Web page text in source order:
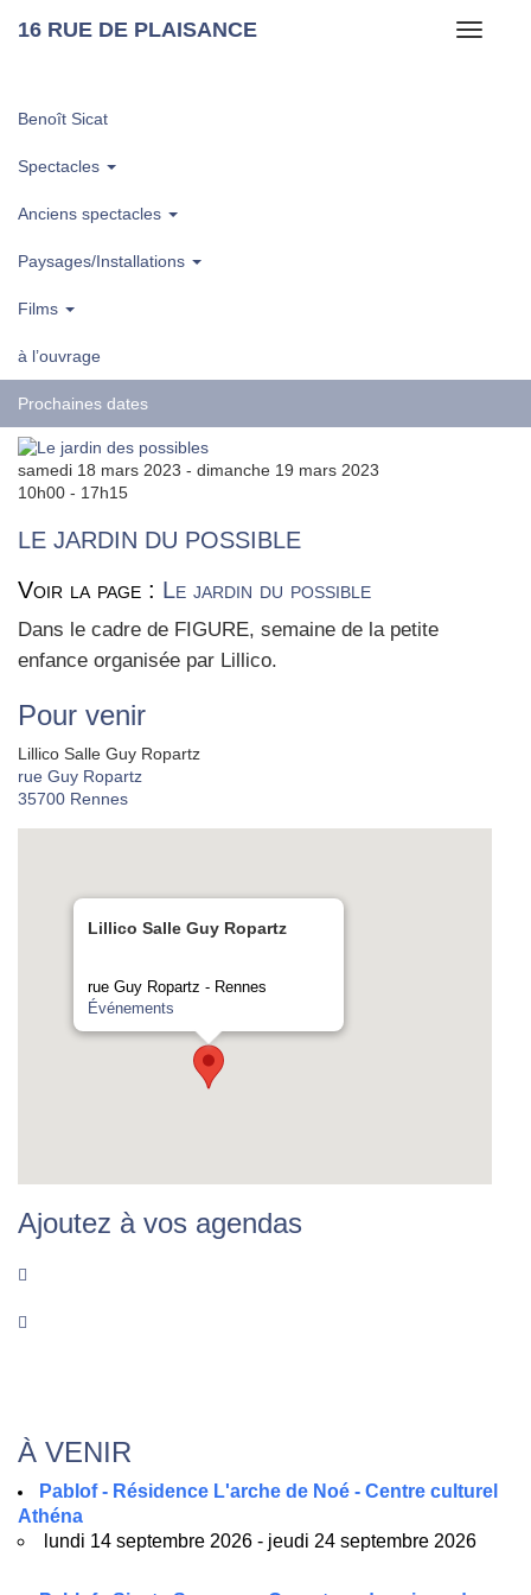
Toggle
16 RUE DE PLAISANCE
Benoît Sicat
Spectacles
Anciens spectacles
Paysages/Installations
Films
à l’ouvrage
Prochaines dates
samedi 18 mars 2023 - dimanche 19 mars 2023
10h00 - 17h15
LE JARDIN DU POSSIBLE
Voir la page : Le jardin du possible
Dans le cadre de FIGURE, semaine de la petite
enfance orga­ni­sée par Lil­li­co.
Pour venir
Lillico Salle Guy Ropartz
rue Guy Ropartz
35700 Rennes
Lillico Salle Guy Ropartz
rue Guy Ropartz - Rennes
Événements
Ajoutez à vos agendas
À VENIR
Pablof - Résidence L'arche de Noé - Centre culturel
Athéna
lundi 14 septembre 2026 - jeudi 24 septembre 2026